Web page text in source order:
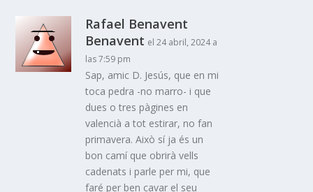
Rafael Benavent
Benavent el 24 abril, 2024 a
las 7:59 pm
Sap, amic D. Jesús, que en mi
toca pedra -no marro- i que
dues o tres pàgines en
valencià a tot estirar, no fan
primavera. Això sí ja és un
bon camí que obrirà vells
cadenats i parle per mi, que
faré per ben cavar el seu